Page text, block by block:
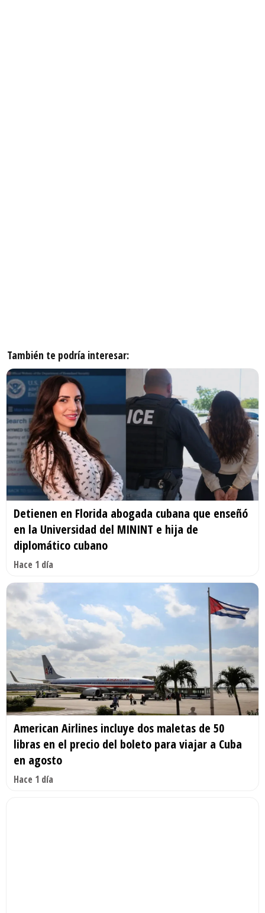
También te podría interesar:
Detienen en Florida abogada cubana que enseñó
en la Universidad del MININT e hija de
diplomático cubano
Hace 1 día
American Airlines incluye dos maletas de 50
libras en el precio del boleto para viajar a Cuba
en agosto
Hace 1 día